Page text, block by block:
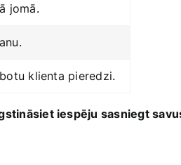
jomā.
klienta pieredzi.
iespēju‌ sasniegt